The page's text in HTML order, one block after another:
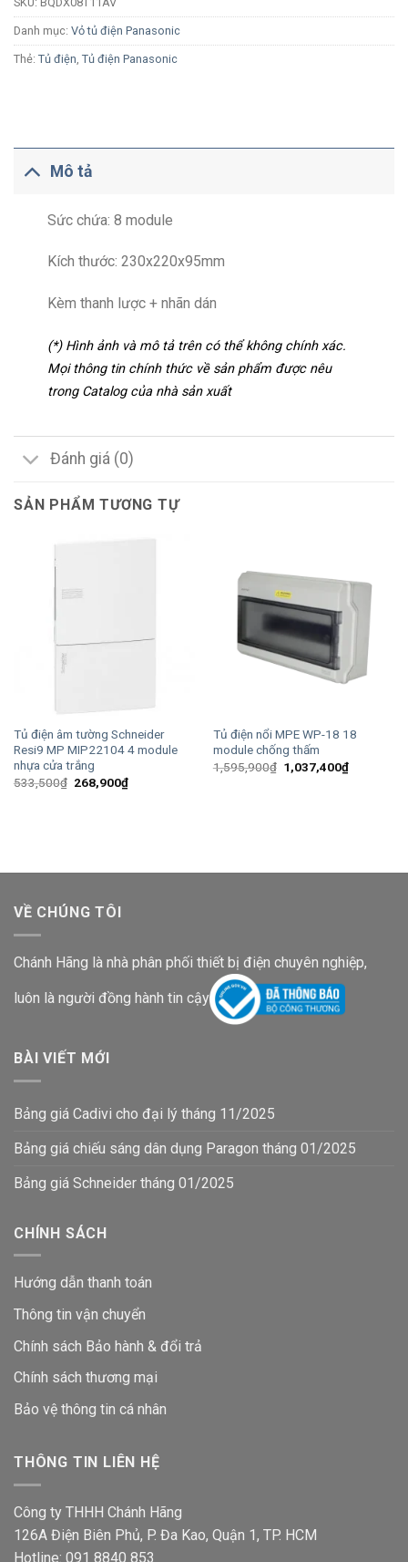
Danh mục: Vỏ tủ điện Panasonic
Thẻ: Tủ điện Tủ điện Panasonic
Mô tả
Sức chứa: 8 module
Kích thước: 230x220x95mm
Kèm thanh lược + nhãn dán
(*) Hình ảnh và mô tả trên có thể không chính xác.
Mọi thông tin chính thức về sản phẩm được nêu
trong Catalog của nhà sản xuất
Đánh giá (0)
SẢN PHẨM TƯƠNG TỰ
Tủ điện âm tường Schneider
Resi9 MP MIP22104 4 module
nhựa cửa trắng
533,500₫ Giá
268,900₫Giá
hiện
Tủ điện nổi MPE WP-18 18
module chống thấm
1,595,900₫ Giá
gốc
1,037,400₫Giá
hiện
VỀ CHÚNG TÔI
Chánh Hãng là nhà phân phối thiết bị điện chuyên nghiệp,
luôn là người đồng hành tin cậy
BÀI VIẾT MỚI
Bảng giá Cadivi cho đại lý tháng 11/2025
Bảng giá chiếu sáng dân dụng Paragon tháng 01/2025
Bảng giá Schneider tháng 01/2025
CHÍNH SÁCH
Hướng dẫn thanh toán
Thông tin vận chuyển
Chính sách Bảo hành & đổi trả
Chính sách thương mại
Bảo vệ thông tin cá nhân
THÔNG TIN LIÊN HỆ
Công ty THHH Chánh Hãng
126A Điện Biên Phủ, P. Đa Kao, Quận 1, TP. HCM
Hotline: 091 8840 853